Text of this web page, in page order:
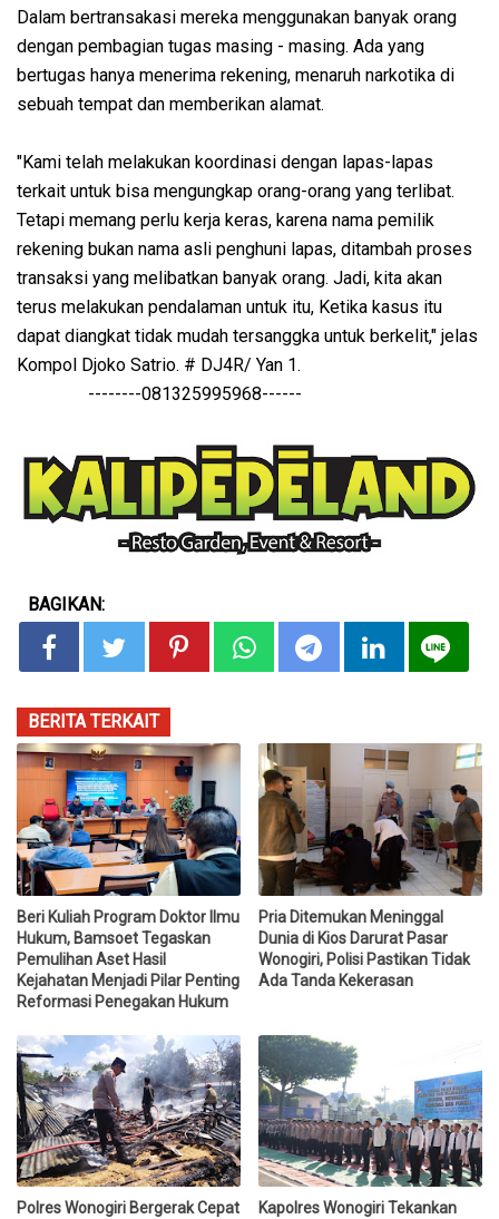
Dalam bertransakasi mereka menggunakan banyak orang
dengan pembagian tugas masing - masing. Ada yang
bertugas hanya menerima rekening, menaruh narkotika di
sebuah tempat dan memberikan alamat.
"Kami telah melakukan koordinasi dengan lapas-lapas
terkait untuk bisa mengungkap orang-orang yang terlibat.
Tetapi memang perlu kerja keras, karena nama pemilik
rekening bukan nama asli penghuni lapas, ditambah proses
transaksi yang melibatkan banyak orang. Jadi, kita akan
terus melakukan pendalaman untuk itu, Ketika kasus itu
dapat diangkat tidak mudah tersanggka untuk berkelit," jelas
Kompol Djoko Satrio. # DJ4R/ Yan 1.
--------081325995968------
BAGIKAN:
BERITA TERKAIT
Beri Kuliah Program Doktor Ilmu
Hukum, Bamsoet Tegaskan
Pemulihan Aset Hasil
Kejahatan Menjadi Pilar Penting
Reformasi Penegakan Hukum
Pria Ditemukan Meninggal
Dunia di Kios Darurat Pasar
Wonogiri, Polisi Pastikan Tidak
Ada Tanda Kekerasan
Polres Wonogiri Bergerak Cepat
Kapolres Wonogiri Tekankan